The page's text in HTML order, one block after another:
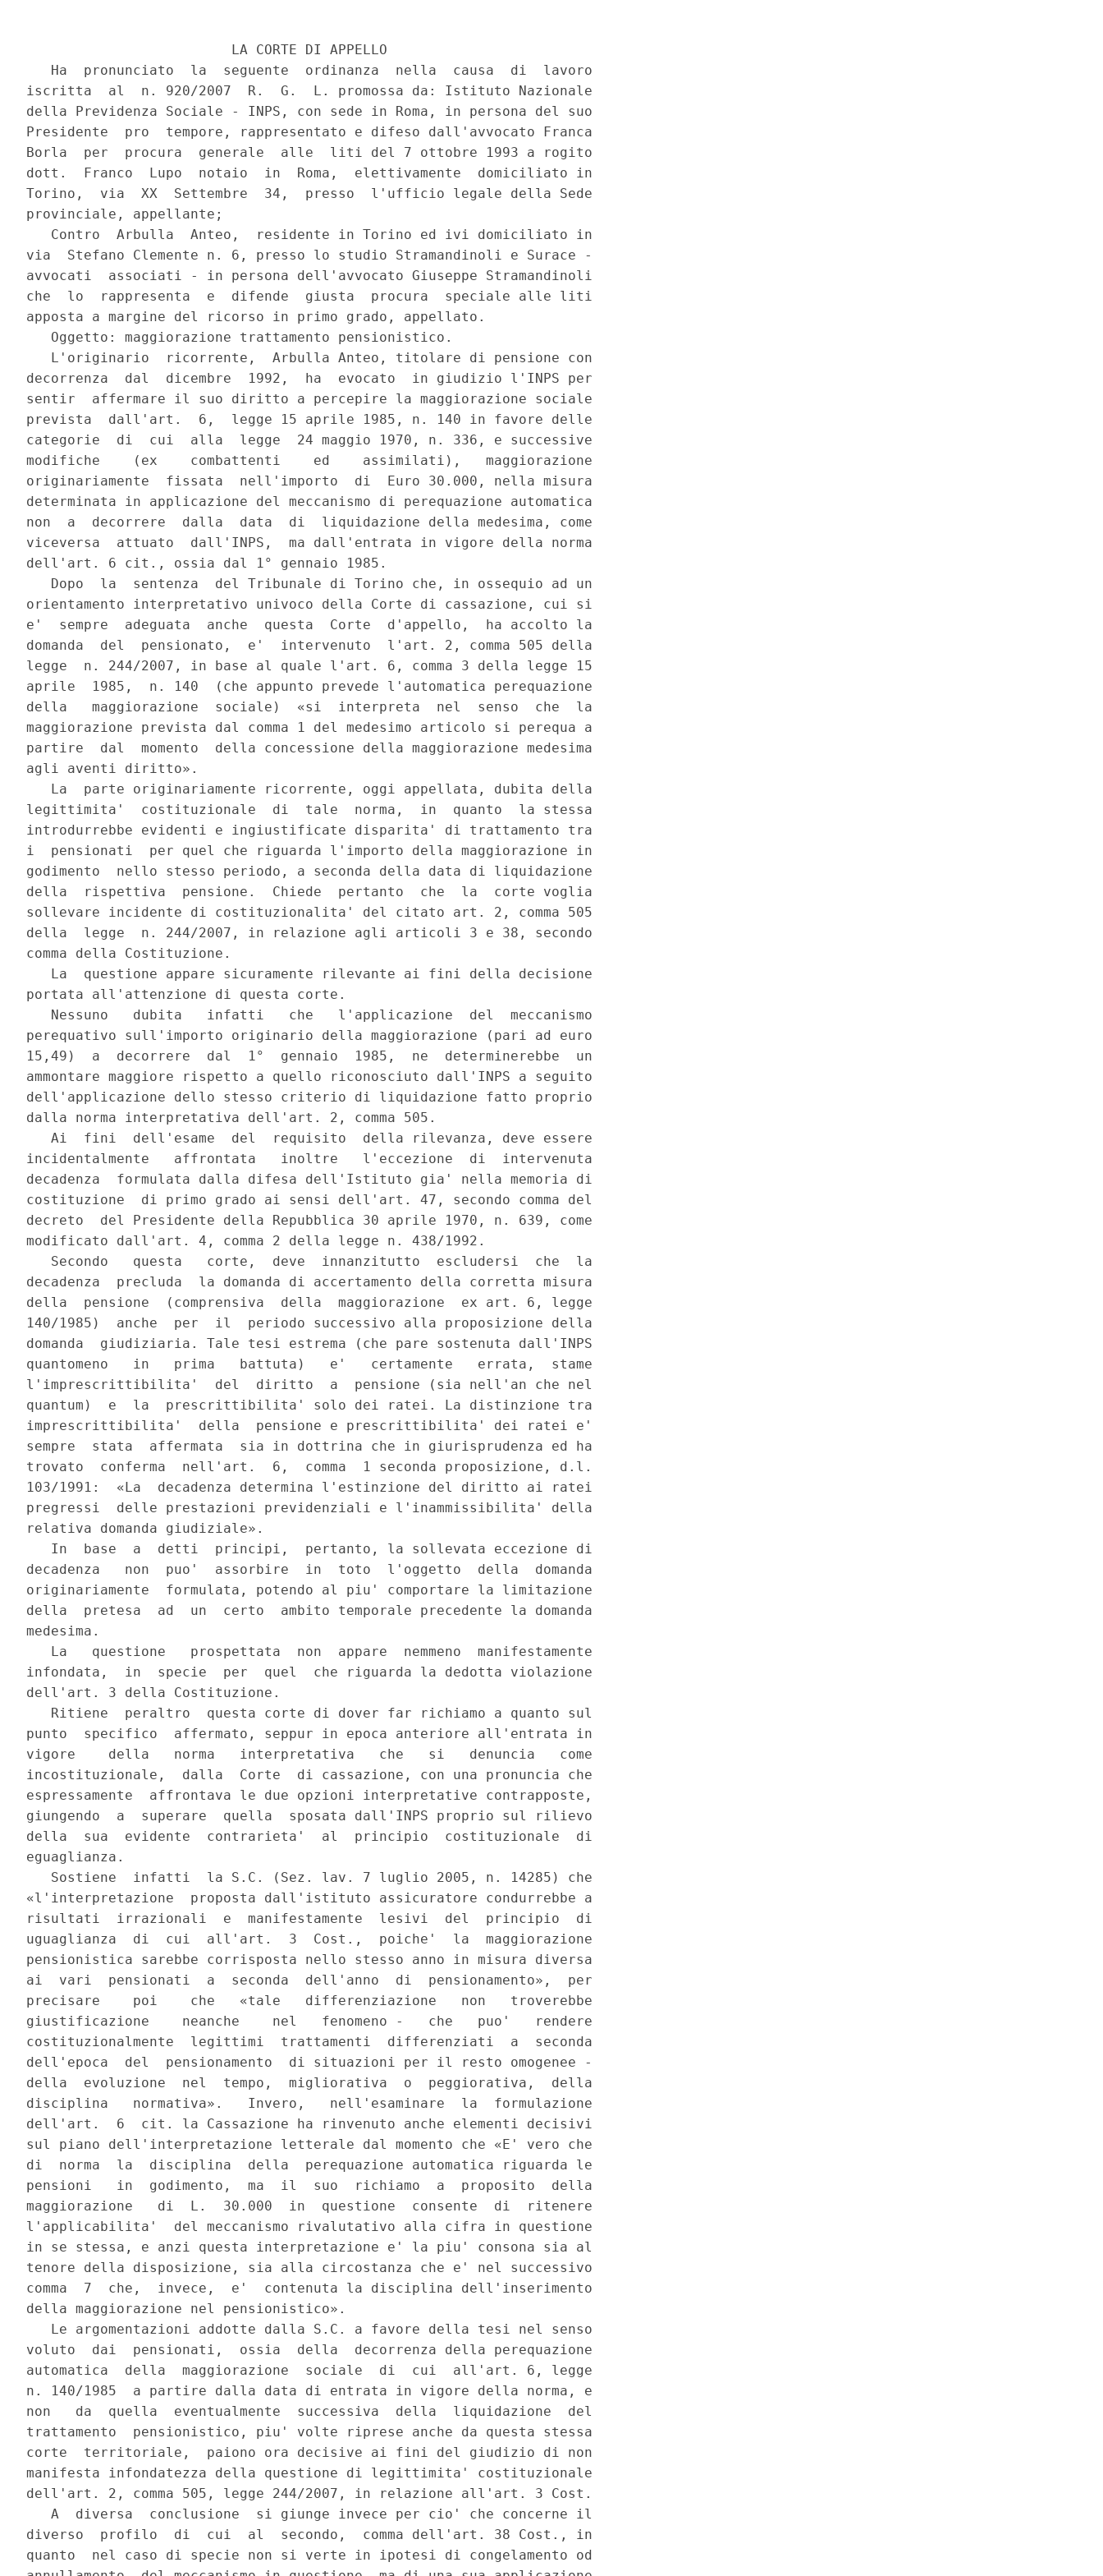
                         LA CORTE DI APPELLO
   Ha  pronunciato  la  seguente  ordinanza  nella  causa  di  lavoro
iscritta  al  n. 920/2007  R.  G.  L. promossa da: Istituto Nazionale
della Previdenza Sociale - INPS, con sede in Roma, in persona del suo
Presidente  pro  tempore, rappresentato e difeso dall'avvocato Franca
Borla  per  procura  generale  alle  liti del 7 ottobre 1993 a rogito
dott.  Franco  Lupo  notaio  in  Roma,  elettivamente  domiciliato in
Torino,  via  XX  Settembre  34,  presso  l'ufficio legale della Sede
provinciale, appellante;
   Contro  Arbulla  Anteo,  residente in Torino ed ivi domiciliato in
via  Stefano Clemente n. 6, presso lo studio Stramandinoli e Surace -
avvocati  associati - in persona dell'avvocato Giuseppe Stramandinoli
che  lo  rappresenta  e  difende  giusta  procura  speciale alle liti
apposta a margine del ricorso in primo grado, appellato.
   Oggetto: maggiorazione trattamento pensionistico.
   L'originario  ricorrente,  Arbulla Anteo, titolare di pensione con
decorrenza  dal  dicembre  1992,  ha  evocato  in giudizio l'INPS per
sentir  affermare il suo diritto a percepire la maggiorazione sociale
prevista  dall'art.  6,  legge 15 aprile 1985, n. 140 in favore delle
categorie  di  cui  alla  legge  24 maggio 1970, n. 336, e successive
modifiche    (ex    combattenti    ed    assimilati),   maggiorazione
originariamente  fissata  nell'importo  di  Euro 30.000, nella misura
determinata in applicazione del meccanismo di perequazione automatica
non  a  decorrere  dalla  data  di  liquidazione della medesima, come
viceversa  attuato  dall'INPS,  ma dall'entrata in vigore della norma
dell'art. 6 cit., ossia dal 1° gennaio 1985.
   Dopo  la  sentenza  del Tribunale di Torino che, in ossequio ad un
orientamento interpretativo univoco della Corte di cassazione, cui si
e'  sempre  adeguata  anche  questa  Corte  d'appello,  ha accolto la
domanda  del  pensionato,  e'  intervenuto  l'art. 2, comma 505 della
legge  n. 244/2007, in base al quale l'art. 6, comma 3 della legge 15
aprile  1985,  n. 140  (che appunto prevede l'automatica perequazione
della   maggiorazione  sociale)  «si  interpreta  nel  senso  che  la
maggiorazione prevista dal comma 1 del medesimo articolo si perequa a
partire  dal  momento  della concessione della maggiorazione medesima
agli aventi diritto».
   La  parte originariamente ricorrente, oggi appellata, dubita della
legittimita'  costituzionale  di  tale  norma,  in  quanto  la stessa
introdurrebbe evidenti e ingiustificate disparita' di trattamento tra
i  pensionati  per quel che riguarda l'importo della maggiorazione in
godimento  nello stesso periodo, a seconda della data di liquidazione
della  rispettiva  pensione.  Chiede  pertanto  che  la  corte voglia
sollevare incidente di costituzionalita' del citato art. 2, comma 505
della  legge  n. 244/2007, in relazione agli articoli 3 e 38, secondo
comma della Costituzione.
   La  questione appare sicuramente rilevante ai fini della decisione
portata all'attenzione di questa corte.
   Nessuno   dubita   infatti   che   l'applicazione  del  meccanismo
perequativo sull'importo originario della maggiorazione (pari ad euro
15,49)  a  decorrere  dal  1°  gennaio  1985,  ne  determinerebbe  un
ammontare maggiore rispetto a quello riconosciuto dall'INPS a seguito
dell'applicazione dello stesso criterio di liquidazione fatto proprio
dalla norma interpretativa dell'art. 2, comma 505.
   Ai  fini  dell'esame  del  requisito  della rilevanza, deve essere
incidentalmente   affrontata   inoltre   l'eccezione  di  intervenuta
decadenza  formulata dalla difesa dell'Istituto gia' nella memoria di
costituzione  di primo grado ai sensi dell'art. 47, secondo comma del
decreto  del Presidente della Repubblica 30 aprile 1970, n. 639, come
modificato dall'art. 4, comma 2 della legge n. 438/1992.
   Secondo   questa   corte,  deve  innanzitutto  escludersi  che  la
decadenza  precluda  la domanda di accertamento della corretta misura
della  pensione  (comprensiva  della  maggiorazione  ex art. 6, legge
140/1985)  anche  per  il  periodo successivo alla proposizione della
domanda  giudiziaria. Tale tesi estrema (che pare sostenuta dall'INPS
quantomeno   in   prima   battuta)   e'   certamente   errata,  stame
l'imprescrittibilita'  del  diritto  a  pensione (sia nell'an che nel
quantum)  e  la  prescrittibilita' solo dei ratei. La distinzione tra
imprescrittibilita'  della  pensione e prescrittibilita' dei ratei e'
sempre  stata  affermata  sia in dottrina che in giurisprudenza ed ha
trovato  conferma  nell'art.  6,  comma  1 seconda proposizione, d.l.
103/1991:  «La  decadenza determina l'estinzione del diritto ai ratei
pregressi  delle prestazioni previdenziali e l'inammissibilita' della
relativa domanda giudiziale».
   In  base  a  detti  principi,  pertanto, la sollevata eccezione di
decadenza   non  puo'  assorbire  in  toto  l'oggetto  della  domanda
originariamente  formulata, potendo al piu' comportare la limitazione
della  pretesa  ad  un  certo  ambito temporale precedente la domanda
medesima.
   La   questione   prospettata  non  appare  nemmeno  manifestamente
infondata,  in  specie  per  quel  che riguarda la dedotta violazione
dell'art. 3 della Costituzione.
   Ritiene  peraltro  questa corte di dover far richiamo a quanto sul
punto  specifico  affermato, seppur in epoca anteriore all'entrata in
vigore    della   norma   interpretativa   che   si   denuncia   come
incostituzionale,  dalla  Corte  di cassazione, con una pronuncia che
espressamente  affrontava le due opzioni interpretative contrapposte,
giungendo  a  superare  quella  sposata dall'INPS proprio sul rilievo
della  sua  evidente  contrarieta'  al  principio  costituzionale  di
eguaglianza.
   Sostiene  infatti  la S.C. (Sez. lav. 7 luglio 2005, n. 14285) che
«l'interpretazione  proposta dall'istituto assicuratore condurrebbe a
risultati  irrazionali  e  manifestamente  lesivi  del  principio  di
uguaglianza  di  cui  all'art.  3  Cost.,  poiche'  la  maggiorazione
pensionistica sarebbe corrisposta nello stesso anno in misura diversa
ai  vari  pensionati  a  seconda  dell'anno  di  pensionamento»,  per
precisare    poi    che   «tale   differenziazione   non   troverebbe
giustificazione    neanche    nel   fenomeno -   che   puo'   rendere
costituzionalmente  legittimi  trattamenti  differenziati  a  seconda
dell'epoca  del  pensionamento  di situazioni per il resto omogenee -
della  evoluzione  nel  tempo,  migliorativa  o  peggiorativa,  della
disciplina   normativa».   Invero,   nell'esaminare  la  formulazione
dell'art.  6  cit. la Cassazione ha rinvenuto anche elementi decisivi
sul piano dell'interpretazione letterale dal momento che «E' vero che
di  norma  la  disciplina  della  perequazione automatica riguarda le
pensioni   in  godimento,  ma  il  suo  richiamo  a  proposito  della
maggiorazione   di  L.  30.000  in  questione  consente  di  ritenere
l'applicabilita'  del meccanismo rivalutativo alla cifra in questione
in se stessa, e anzi questa interpretazione e' la piu' consona sia al
tenore della disposizione, sia alla circostanza che e' nel successivo
comma  7  che,  invece,  e'  contenuta la disciplina dell'inserimento
della maggiorazione nel pensionistico».
   Le argomentazioni addotte dalla S.C. a favore della tesi nel senso
voluto  dai  pensionati,  ossia  della  decorrenza della perequazione
automatica  della  maggiorazione  sociale  di  cui  all'art. 6, legge
n. 140/1985  a partire dalla data di entrata in vigore della norma, e
non   da  quella  eventualmente  successiva  della  liquidazione  del
trattamento  pensionistico, piu' volte riprese anche da questa stessa
corte  territoriale,  paiono ora decisive ai fini del giudizio di non
manifesta infondatezza della questione di legittimita' costituzionale
dell'art. 2, comma 505, legge 244/2007, in relazione all'art. 3 Cost.
   A  diversa  conclusione  si giunge invece per cio' che concerne il
diverso  profilo  di  cui  al  secondo,  comma dell'art. 38 Cost., in
quanto  nel caso di specie non si verte in ipotesi di congelamento od